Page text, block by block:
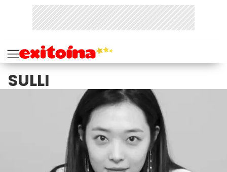
SULLI